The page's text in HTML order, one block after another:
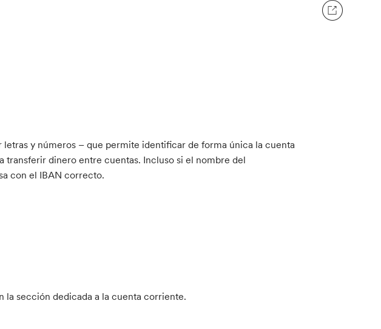
y números – que permite identificar de forma única la cuenta
dinero entre cuentas. Incluso si el nombre del
con el IBAN correcto.
la sección dedicada a la cuenta corriente.